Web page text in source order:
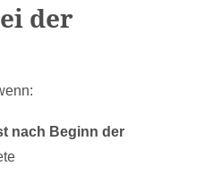
der
nach Beginn der